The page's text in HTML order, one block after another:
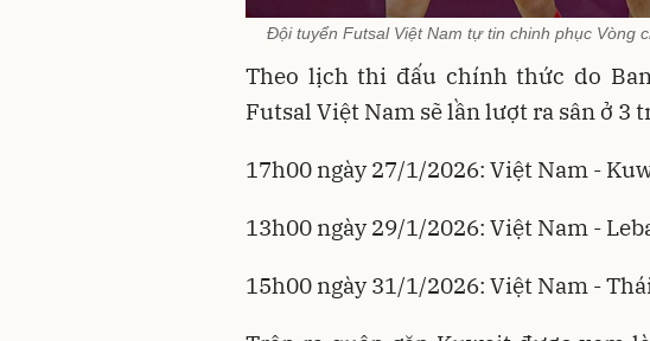
Đội tuyển Futsal Việt Nam tự tin chinh phục Vòng
Theo lịch thi đấu chính thức do
Futsal Việt Nam sẽ lần lượt ra sân ở 3
17h00 ngày 27/1/2026: Việt Nam -
13h00 ngày 29/1/2026: Việt Nam -
15h00 ngày 31/1/2026: Việt Nam -